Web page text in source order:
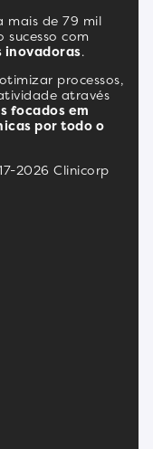
mais de 79 mil
sucesso com
inovadoras.
processos,
através
focados em
por todo o
2026 Clinicorp